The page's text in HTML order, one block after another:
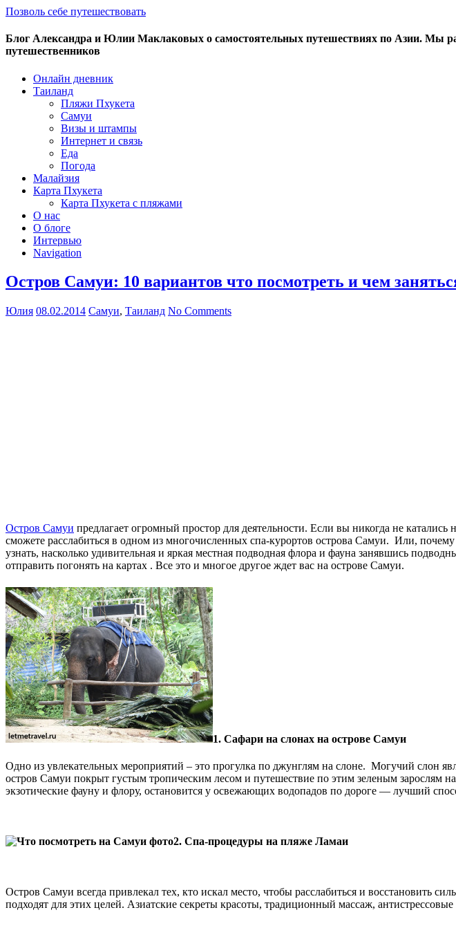
Позволь себе путешествовать
Блог Александра и Юлии Маклаковых о самостоятельных путешествиях по Азии. Мы
путешественников
Онлайн дневник
Таиланд
Пляжи Пхукета
Самуи
Визы и штампы
Интернет и связь
Еда
Погода
Малайзия
Карта Пхукета
Карта Пхукета с пляжами
О нас
О блоге
Интервью
Navigation
Остров Самуи: 10 вариантов что посмотреть и чем
Юлия 08.02.2014 Самуи, Таиланд No Comments
Остров Самуи предлагает огромный простор для деятельности. Если вы никогда не
сможете расслабиться в одном из многочисленных спа-курортов острова Самуи. Или,
узнать, насколько удивительная и яркая местная подводная флора и фауна занявшись
отправить погонять на картах . Все это и многое другое ждет вас на острове Самуи.
1. Сафари на слонах на острове Самуи
Одно из увлекательных мероприятий – это прогулка по джунглям на слоне. Могучий слон
остров Самуи покрыт густым тропическим лесом и путешествие по этим зеленым зарослям
экзотические фауну и флору, остановится у освежающих водопадов по дороге — лучший
2. Спа-процедуры на пляже Ламаи
Остров Самуи всегда привлекал тех, кто искал место, чтобы расслабиться и
подходят для этих целей. Азиатские секреты красоты, традиционный массаж,